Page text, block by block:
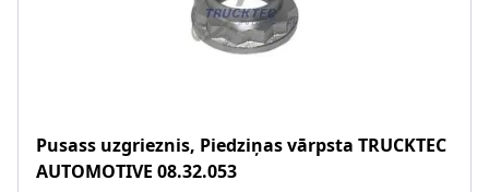
Pusass uzgrieznis, Piedziņas vārpsta TRUCKTEC
AUTOMOTIVE 08.32.053